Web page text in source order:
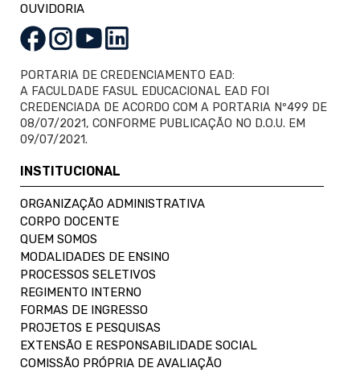
OUVIDORIA
PORTARIA DE CREDENCIAMENTO EAD:
A FACULDADE FASUL EDUCACIONAL EAD FOI
CREDENCIADA DE ACORDO COM A PORTARIA Nº499 DE
08/07/2021, CONFORME PUBLICAÇÃO NO D.O.U. EM
09/07/2021.
INSTITUCIONAL
ORGANIZAÇÃO ADMINISTRATIVA
CORPO DOCENTE
QUEM SOMOS
MODALIDADES DE ENSINO
PROCESSOS SELETIVOS
REGIMENTO INTERNO
FORMAS DE INGRESSO
PROJETOS E PESQUISAS
EXTENSÃO E RESPONSABILIDADE SOCIAL
COMISSÃO PRÓPRIA DE AVALIAÇÃO